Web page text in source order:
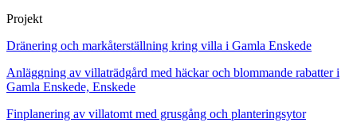
Projekt
Dränering och markåterställning kring villa i Gamla Enskede
Anläggning av villaträdgård med häckar och blommande rabatter i
Gamla Enskede, Enskede
Finplanering av villatomt med grusgång och planteringsytor